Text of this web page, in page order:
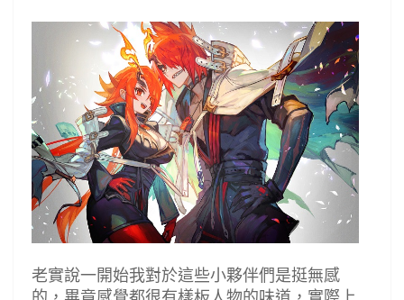
老實說一開始我對於這些小夥伴們是挺無感